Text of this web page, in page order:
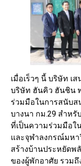
เมื่อเร็วๆ นี้ บริษัท เ
บริษัท ฮันคิว ฮันชิน
ร่วมมือในการสนับส
บางนา กม.29 สำหรั
ที่เป็นความร่วมมือ
และจุฬาลงกรณ์มห
สร้างบ้านประหยัดพ
ของผู้พักอาศัย รวม